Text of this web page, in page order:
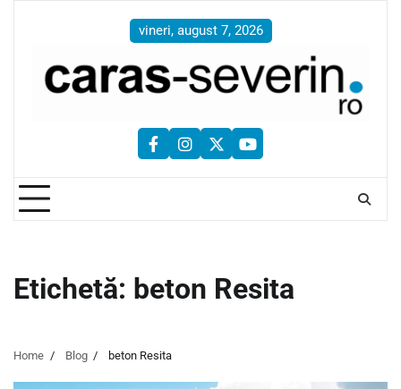
vineri, august 7, 2026
facebookinstagram
twitteryoutube
Etichetă: beton Resita
Home Blog beton Resita